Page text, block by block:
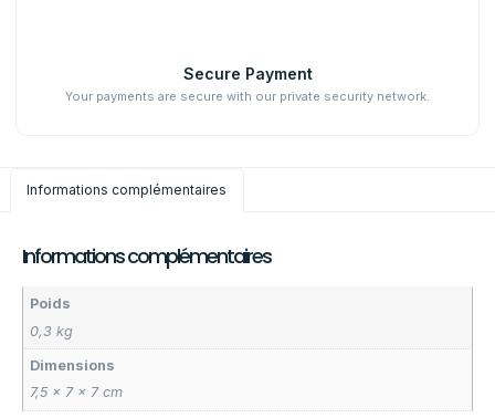
Secure Payment
Your payments are secure with our private security network.
Informations complémentaires
Informations complémentaires
Poids
0,3 kg
Dimensions
7,5 × 7 × 7 cm